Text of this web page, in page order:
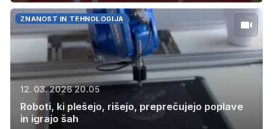
ZNANOST IN TEHNOLOGIJA
12. 03. 2026 20.05
Roboti, ki plešejo, rišejo, preprečujejo poplave
in igrajo šah